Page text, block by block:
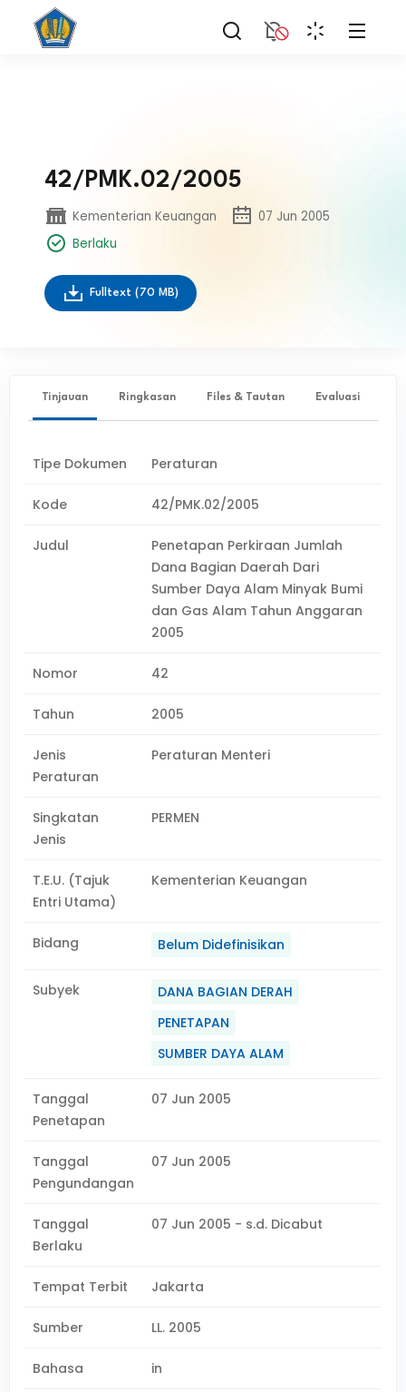
42/PMK.02/2005
Kementerian Keuangan
07 Jun 2005
Berlaku
Fulltext (70 MB)
Tinjauan Ringkasan Files & Tautan Evaluasi
Tipe Dokumen Peraturan
Kode 42/PMK.02/2005
Judul
Penetapan Perkiraan Jumlah
Dana Bagian Daerah Dari
Sumber Daya Alam Minyak Bumi
dan Gas Alam Tahun Anggaran
2005
Nomor 42
Tahun 2005
Jenis
Peraturan
Peraturan Menteri
Singkatan
Jenis
PERMEN
T.E.U. (Tajuk
Entri Utama)
Kementerian Keuangan
Bidang Belum Didefinisikan
Subyek
DANA BAGIAN DERAH
PENETAPAN
SUMBER DAYA ALAM
Tanggal
Penetapan
07 Jun 2005
Tanggal
Pengundangan
07 Jun 2005
Tanggal
Berlaku
07 Jun 2005 - s.d. Dicabut
Tempat Terbit Jakarta
Sumber LL. 2005
Bahasa in